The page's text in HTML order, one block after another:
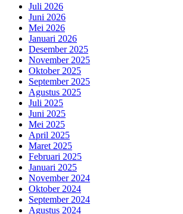
Juli 2026
Juni 2026
Mei 2026
Januari 2026
Desember 2025
November 2025
Oktober 2025
September 2025
Agustus 2025
Juli 2025
Juni 2025
Mei 2025
April 2025
Maret 2025
Februari 2025
Januari 2025
November 2024
Oktober 2024
September 2024
Agustus 2024